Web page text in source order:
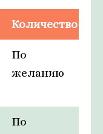
Количество
По
желанию
По